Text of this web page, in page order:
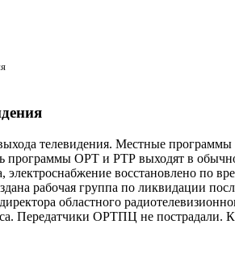
телевидения. Местные
ОРТ и РТР выходят в
электроснабжение восстановлено по
рабочая группа по ликвидации
областного
Передатчики ОРТПЦ не